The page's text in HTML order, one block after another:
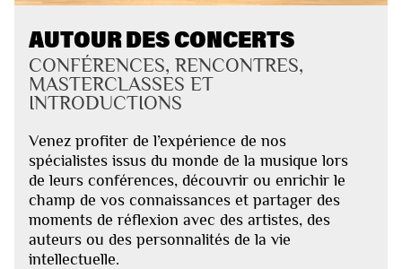
AUTOUR DES CONCERTS
CONFÉRENCES, RENCONTRES,
MASTERCLASSES ET
INTRODUCTIONS
Venez profiter de l’expérience de nos
spécialistes issus du monde de la musique lors
de leurs conférences, découvrir ou enrichir le
champ de vos connaissances et partager des
moments de réflexion avec des artistes, des
auteurs ou des personnalités de la vie
intellectuelle.